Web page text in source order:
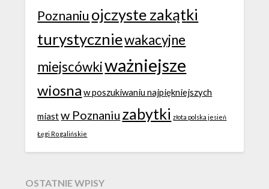
Poznaniu ojczyste zakątki
turystyczniewakacyjne
miejscówkiważniejsze
wiosna w poszukiwaniu najpiękniejszych
miastw Poznaniu zabytki złota polska jesień
Łęgi Rogalińskie
OSTATNIE WPISY